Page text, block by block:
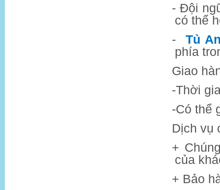
- Đội
có thể
-
Tủ
phía
Giao
-Thời
-Có thể
Dịch vụ
+
của
+ Bảo